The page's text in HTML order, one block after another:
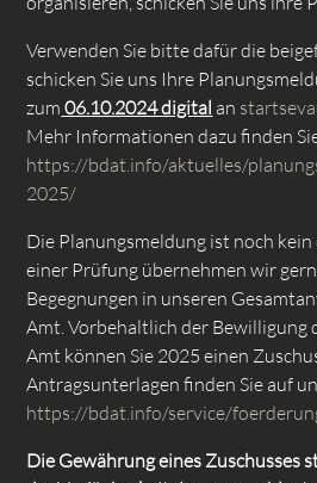
Verwenden Sie bitte dafür die
schicken Sie uns Ihre
zum 06.10.2024 digital an
Mehr Informationen dazu finden
https://bdat.info/aktuelles/
2025/
Die Planungsmeldung ist noch
einer Prüfung übernehmen wir
Begegnungen in unseren
Amt. Vorbehaltlich der Bewilligung
Amt können Sie 2025 einen
Antragsunterlagen finden Sie auf
https://bdat.info/service/
Die Gewährung eines Zuschusses